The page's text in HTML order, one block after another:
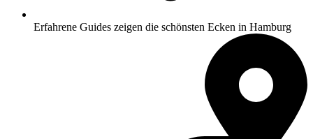
Erfahrene Guides zeigen die schönsten Ecken in Hamburg